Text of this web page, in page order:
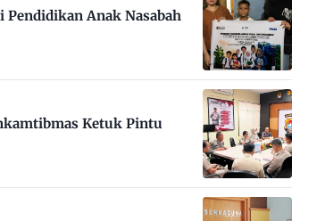
Pendidikan Anak Nasabah
Ketuk Pintu